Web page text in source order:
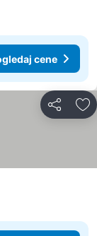
cene
Deli